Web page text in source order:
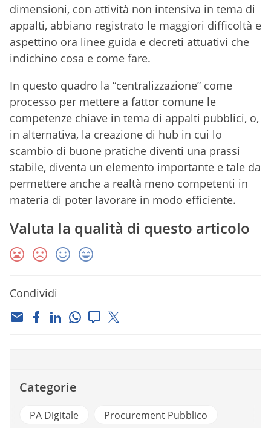
dimensioni, con attività non intensiva in tema di
appalti, abbiano registrato le maggiori difficoltà e
aspettino ora linee guida e decreti attuativi che
indichino cosa e come fare.
In questo quadro la “centralizzazione” come
processo per mettere a fattor comune le
competenze chiave in tema di appalti pubblici, o,
in alternativa, la creazione di hub in cui lo
scambio di buone pratiche diventi una prassi
stabile, diventa un elemento importante e tale da
permettere anche a realtà meno competenti in
materia di poter lavorare in modo efficiente.
Valuta la qualità di questo articolo
Condividi
Categorie
PA Digitale Procurement Pubblico